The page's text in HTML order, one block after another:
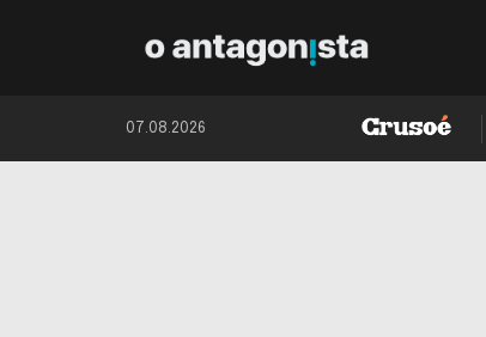
07.08.2026